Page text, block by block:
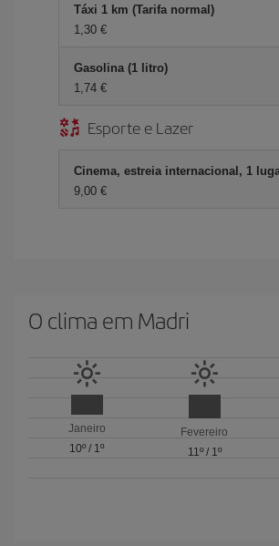
Táxi 1 km (Tarifa normal)
1,30 €
Gasolina (1 litro)
1,74 €
Esporte e Lazer
Cinema, estreia internacional, 1
9,00 €
O clima em Madri
Janeiro
10º / 1º
Fevereiro
11º/ 1º